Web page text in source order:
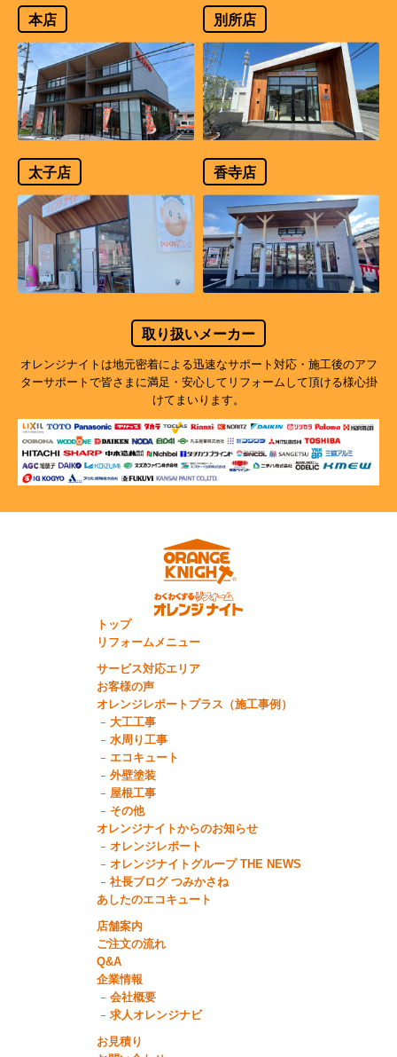
本店 別所店
太子店 香寺店
取り扱いメーカー
オレンジナイトは地元密着による迅速なサポート対応・施工後のアフ
ターサポートで皆さまに満足・安心してリフォームして頂ける様心掛
けてまいります。
トップ
リフォームメニュー
サービス対応エリア
お客様の声
オレンジレポートプラス（施工事例）
大工工事
水周り工事
エコキュート
外壁塗装
屋根工事
その他
オレンジナイトからのお知らせ
オレンジレポート
オレンジナイトグループ THE NEWS
社長ブログ つみかさね
あしたのエコキュート
店舗案内
ご注文の流れ
Q&A
企業情報
会社概要
求人オレンジナビ
お見積り